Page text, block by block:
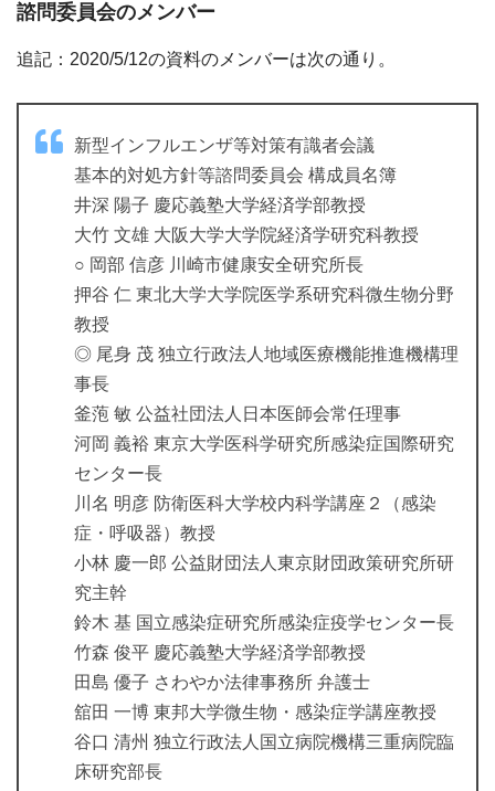
諮問委員会のメンバー
追記：2020/5/12の資料のメンバーは次の通り。
新型インフルエンザ等対策有識者会議
基本的対処方針等諮問委員会 構成員名簿
井深 陽子 慶応義塾大学経済学部教授
大竹 文雄 大阪大学大学院経済学研究科教授
○ 岡部 信彦 川崎市健康安全研究所長
押谷 仁 東北大学大学院医学系研究科微生物分野
教授
◎ 尾身 茂 独立行政法人地域医療機能推進機構理
事長
釜萢 敏 公益社団法人日本医師会常任理事
河岡 義裕 東京大学医科学研究所感染症国際研究
センター長
川名 明彦 防衛医科大学校内科学講座２（感染
症・呼吸器）教授
小林 慶一郎 公益財団法人東京財団政策研究所研
究主幹
鈴木 基 国立感染症研究所感染症疫学センター長
竹森 俊平 慶応義塾大学経済学部教授
田島 優子 さわやか法律事務所 弁護士
舘田 一博 東邦大学微生物・感染症学講座教授
谷口 清州 独立行政法人国立病院機構三重病院臨
床研究部長